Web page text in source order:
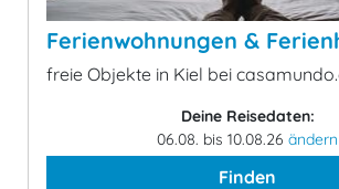
Ferienwohnungen &
freie Objekte in Kiel bei
Deine Reisedaten:
06.08. bis 10.08.26 ändern
Finden